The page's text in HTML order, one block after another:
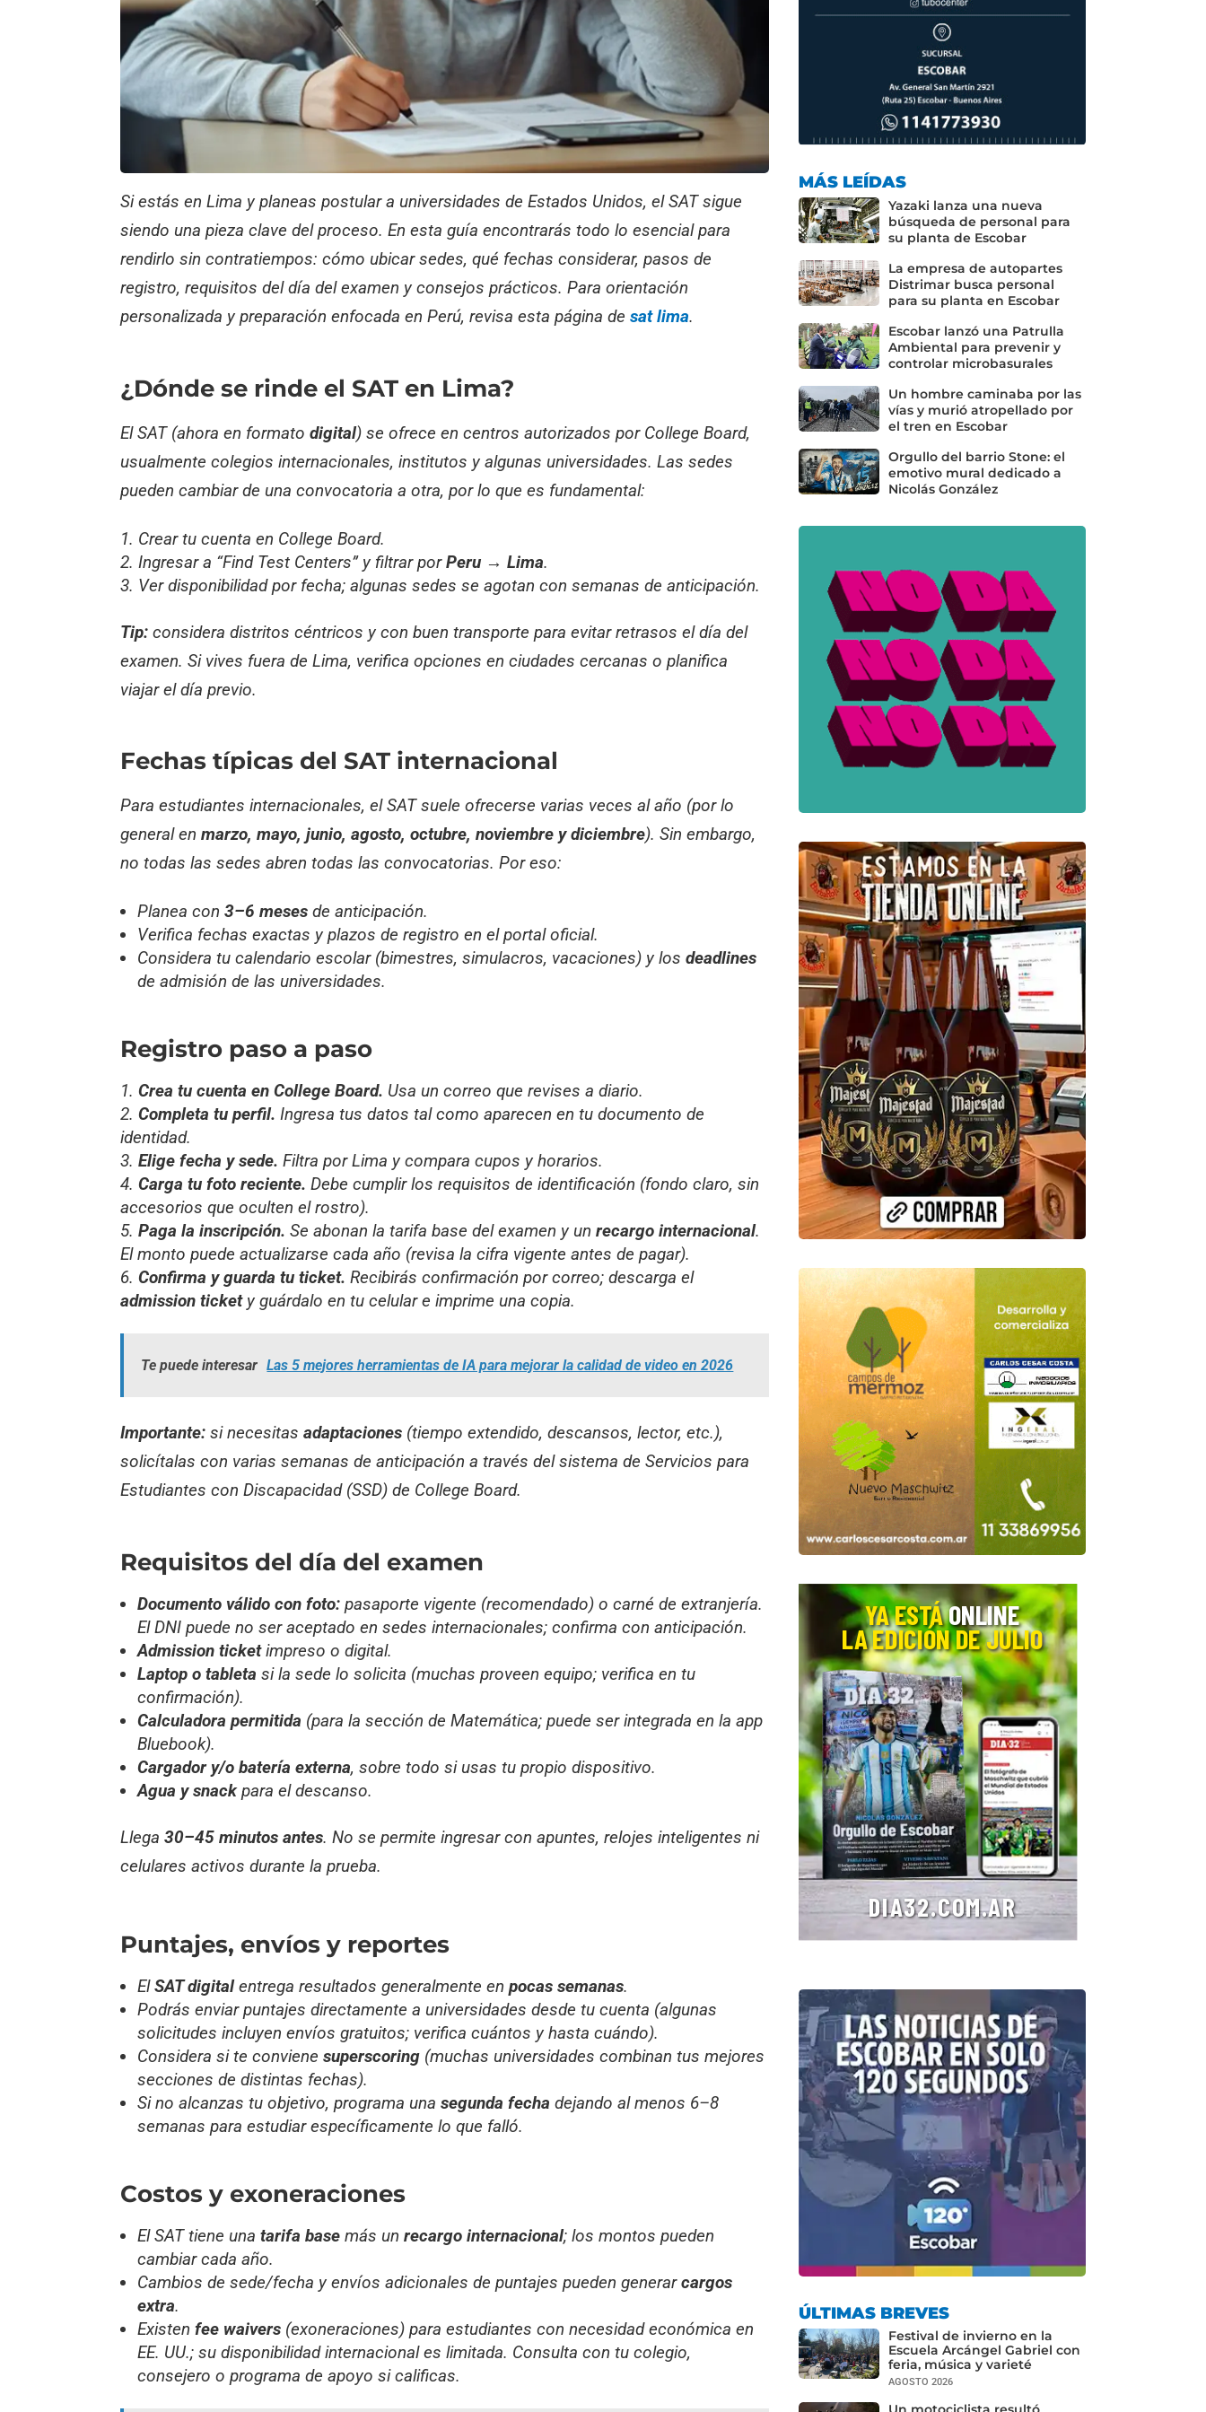
Si estás en Lima y planeas postular a universidades de Estados Unidos, el SAT sigue
siendo una pieza clave del proceso. En esta guía encontrarás todo lo esencial para
rendirlo sin contratiempos: cómo ubicar sedes, qué fechas considerar, pasos de
registro, requisitos del día del examen y consejos prácticos. Para orientación
personalizada y preparación enfocada en Perú, revisa esta página de sat lima.
¿Dónde se rinde el SAT en Lima?
El SAT (ahora en formatodigital) se ofrece en centros autorizados por College Board,
usualmente colegios internacionales, institutos y algunas universidades. Las sedes
pueden cambiar de una convocatoria a otra, por lo que es fundamental:
Crear tu cuenta en College Board.
Ingresar a “Find Test Centers” y filtrar porPeru → Lima.
Ver disponibilidad por fecha; algunas sedes se agotan con semanas de anticipación.
Tip: considera distritos céntricos y con buen transporte para evitar retrasos el día del
examen. Si vives fuera de Lima, verifica opciones en ciudades cercanas o planifica
viajar el día previo.
Fechas típicas del SAT internacional
Para estudiantes internacionales, el SAT suele ofrecerse varias veces al año (por lo
general enmarzo, mayo, junio, agosto, octubre, noviembre y diciembre). Sin embargo,
no todas las sedes abren todas las convocatorias. Por eso:
Planea con3–6 meses de anticipación.
Verifica fechas exactas y plazos de registro en el portal oficial.
Considera tu calendario escolar (bimestres, simulacros, vacaciones) y losdeadlines
de admisión de las universidades.
Registro paso a paso
Crea tu cuenta en College Board. Usa un correo que revises a diario.
Completa tu perfil. Ingresa tus datos tal como aparecen en tu documento de
identidad.
Elige fecha y sede. Filtra por Lima y compara cupos y horarios.
Carga tu foto reciente. Debe cumplir los requisitos de identificación (fondo claro, sin
accesorios que oculten el rostro).
Paga la inscripción. Se abonan la tarifa base del examen y unrecargo internacional.
El monto puede actualizarse cada año (revisa la cifra vigente antes de pagar).
Confirma y guarda tu ticket. Recibirás confirmación por correo; descarga el
admission tickety guárdalo en tu celular e imprime una copia.
Te puede interesar Las 5 mejores herramientas de IA para mejorar la calidad de video en 2026
Importante: si necesitasadaptaciones (tiempo extendido, descansos, lector, etc.),
solicítalas con varias semanas de anticipación a través del sistema de Servicios para
Estudiantes con Discapacidad (SSD) de College Board.
Requisitos del día del examen
Documento válido con foto: pasaporte vigente (recomendado) o carné de extranjería.
El DNI puede no ser aceptado en sedes internacionales; confirma con anticipación.
Admission ticketimpreso o digital.
Laptop o tableta si la sede lo solicita (muchas proveen equipo; verifica en tu
confirmación).
Calculadora permitida (para la sección de Matemática; puede ser integrada en la app
Bluebook).
Cargador y/o batería externa, sobre todo si usas tu propio dispositivo.
Agua y snackpara el descanso.
Llega30–45 minutos antes. No se permite ingresar con apuntes, relojes inteligentes ni
celulares activos durante la prueba.
Puntajes, envíos y reportes
ElSAT digitalentrega resultados generalmente enpocas semanas.
Podrás enviar puntajes directamente a universidades desde tu cuenta (algunas
solicitudes incluyen envíos gratuitos; verifica cuántos y hasta cuándo).
Considera si te convienesuperscoring (muchas universidades combinan tus mejores
secciones de distintas fechas).
Si no alcanzas tu objetivo, programa unasegunda fecha dejando al menos 6–8
semanas para estudiar específicamente lo que falló.
Costos y exoneraciones
El SAT tiene unatarifa base más unrecargo internacional; los montos pueden
cambiar cada año.
Cambios de sede/fecha y envíos adicionales de puntajes pueden generarcargos
extra.
Existenfee waivers (exoneraciones) para estudiantes con necesidad económica en
EE. UU.; su disponibilidad internacional es limitada. Consulta con tu colegio,
consejero o programa de apoyo si calificas.
MÁS LEÍDAS
Yazaki lanza una nueva
búsqueda de personal para
su planta de Escobar
La empresa de autopartes
Distrimar busca personal
para su planta en Escobar
Escobar lanzó una Patrulla
Ambiental para prevenir y
controlar microbasurales
Un hombre caminaba por las
vías y murió atropellado por
el tren en Escobar
Orgullo del barrio Stone: el
emotivo mural dedicado a
Nicolás González
ÚLTIMAS BREVES
Festival de invierno en la
Escuela Arcángel Gabriel con
feria, música y varieté
AGOSTO 2026